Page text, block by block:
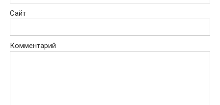
Сайт
Комментарий